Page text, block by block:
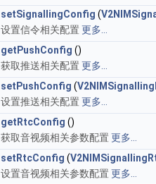
setSignallingConfig (
设置信令相关配置 更多...
getPushConfig ()
获取推送相关配置 更多...
setPushConfig (
设置推送相关配置 更多...
getRtcConfig ()
获取音视频相关参数配置 更多...
setRtcConfig (
设置音视频相关参数配置 更多...